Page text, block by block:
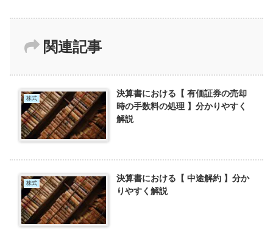
関連記事
株式
決算書における【 有価証券の売却
時の手数料の処理 】分かりやすく
解説
株式
決算書における【 中途解約 】分か
りやすく解説